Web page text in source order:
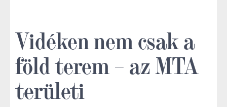
Vidéken nem csak a
föld terem – az MTA
területi